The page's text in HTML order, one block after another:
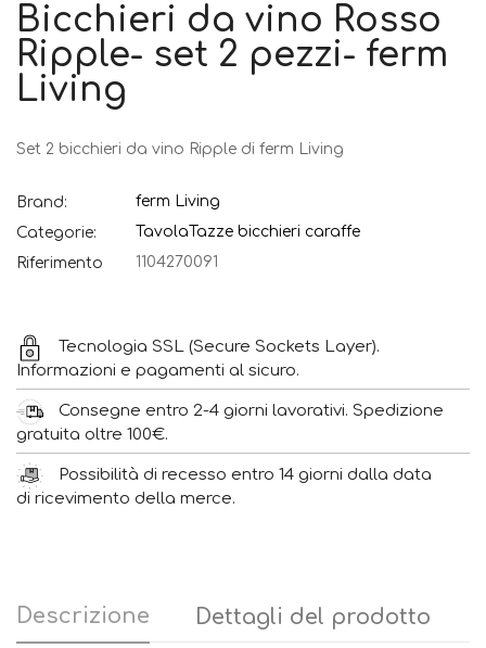
Bicchieri da vino Rosso
Ripple- set 2 pezzi- ferm
Living
Set 2 bicchieri da vino Ripple di ferm Living
Brand:
ferm Living
Categorie:
Tavola Tazze bicchieri caraffe
Riferimento
1104270091
Tecnologia SSL (Secure Sockets Layer).
Informazioni e pagamenti al sicuro.
Consegne entro 2-4 giorni lavorativi. Spedizione
gratuita oltre 100€.
Possibilità di recesso entro 14 giorni dalla data
di ricevimento della merce.
Descrizione Dettagli del prodotto